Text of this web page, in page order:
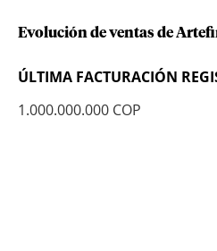
Evolución de ventas de
ÚLTIMA FACTURACIÓN
1.000.000.000 COP